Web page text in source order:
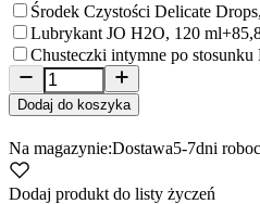
Środek Czystości Delicate
Lubrykant JO H2O, 120 ml
Chusteczki intymne po stosunku
Dodaj do koszyka
Na magazynie:Dostawa5-7dni
Dodaj produkt do listy życzeń